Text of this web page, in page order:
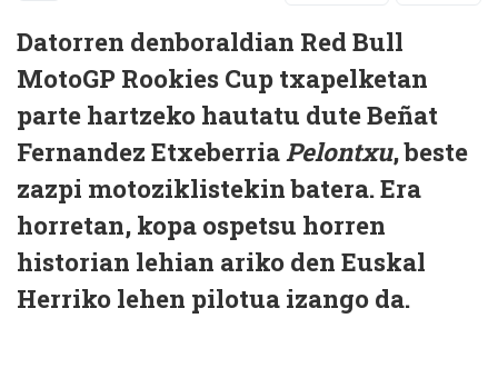
Datorren denboraldian Red Bull
MotoGP Rookies Cup txapelketan
parte hartzeko hautatu dute Beñat
Fernandez Etxeberria Pelontxu, beste
zazpi motoziklistekin batera. Era
horretan, kopa ospetsu horren
historian lehian ariko den Euskal
Herriko lehen pilotua izango da.